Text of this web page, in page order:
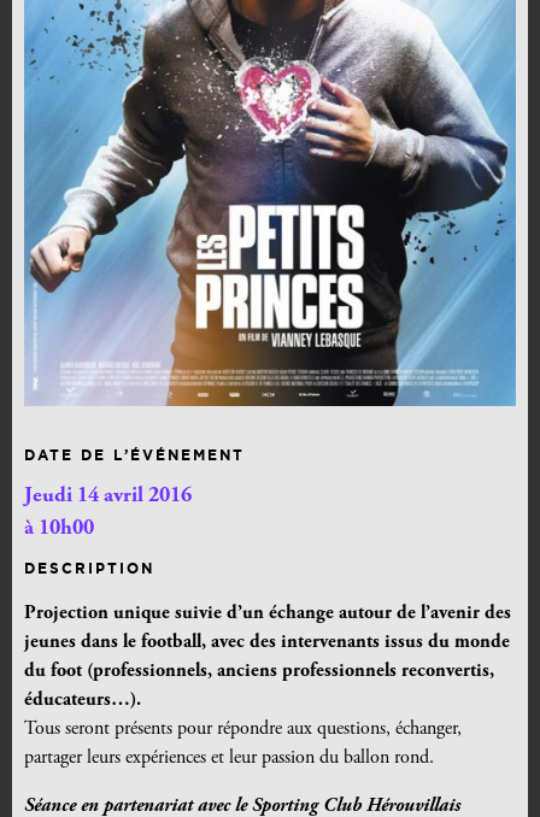
DATE DE L’ÉVÉNEMENT
Jeudi 14 avril 2016
à 10h00
DESCRIPTION
Projection unique suivie d’un échange autour de l’avenir des
jeunes dans le football, avec des intervenants issus du monde
du foot (professionnels, anciens professionnels reconvertis,
éducateurs…).
Tous seront présents pour répondre aux questions, échanger,
partager leurs expériences et leur passion du ballon rond.
Séance en partenariat avec le Sporting Club Hérouvillais